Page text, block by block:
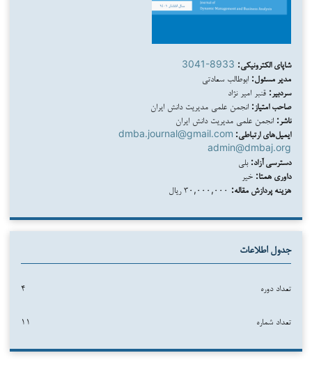
شاپای الکترونیکی: 3041-8933
مدیر مسئول: ابوطالب سعادتی
سردبیر: قنبر امیر نژاد
صاحب امتیاز: انجمن علمی مدیریت دانش ایران
ناشر: انجمن علمی مدیریت دانش ایران
ایمیل‌های ارتباطی: dmba.journal@gmail.com
admin@dmbaj.org
دسترسی آزاد: بلی
داوری همتا: خیر
هزینه پردازش مقاله:
جدول اطلاعات
تعداد دوره ۴
تعداد شماره ۱۱